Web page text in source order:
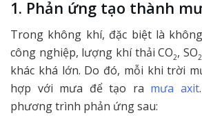
1. Phản ứng tạo thành
Trong không khí, đặc biệt là
công nghiệp, lượng khí thải CO2, SO2
khác khá lớn. Do đó, mỗi khi trời
hợp với mưa để tạo ra mưa axit
phương trình phản ứng sau: